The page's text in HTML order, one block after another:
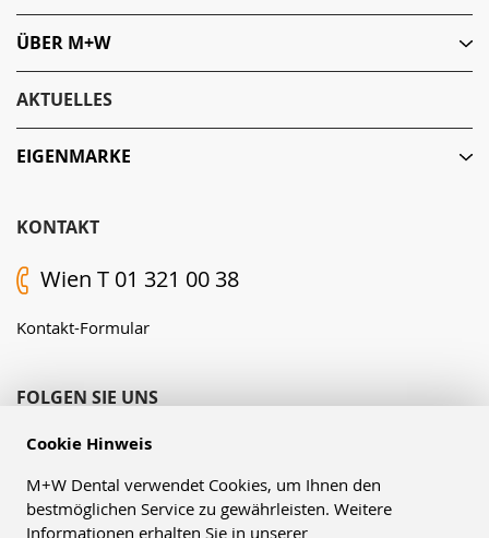
Cookie Hinweis
M+W Dental verwendet Cookies, um Ihnen den
bestmöglichen Service zu gewährleisten. Weitere
Informationen erhalten Sie in unserer
KONTAKT
Wien T 01 321 00 38
Kontakt-Formular
FOLGEN SIE UNS
ÜBER M+W
AKTUELLES
EIGENMARKE